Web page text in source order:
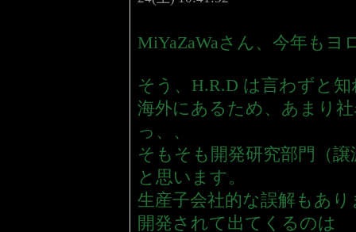
MiYaZaWaさん、今年も
そう、H.R.D は言わずと
海外にあるため、あまり
っ、、
そもそも開発研究部門（
と思います。
生産子会社的な誤解もあ
開発されて出てくるのは